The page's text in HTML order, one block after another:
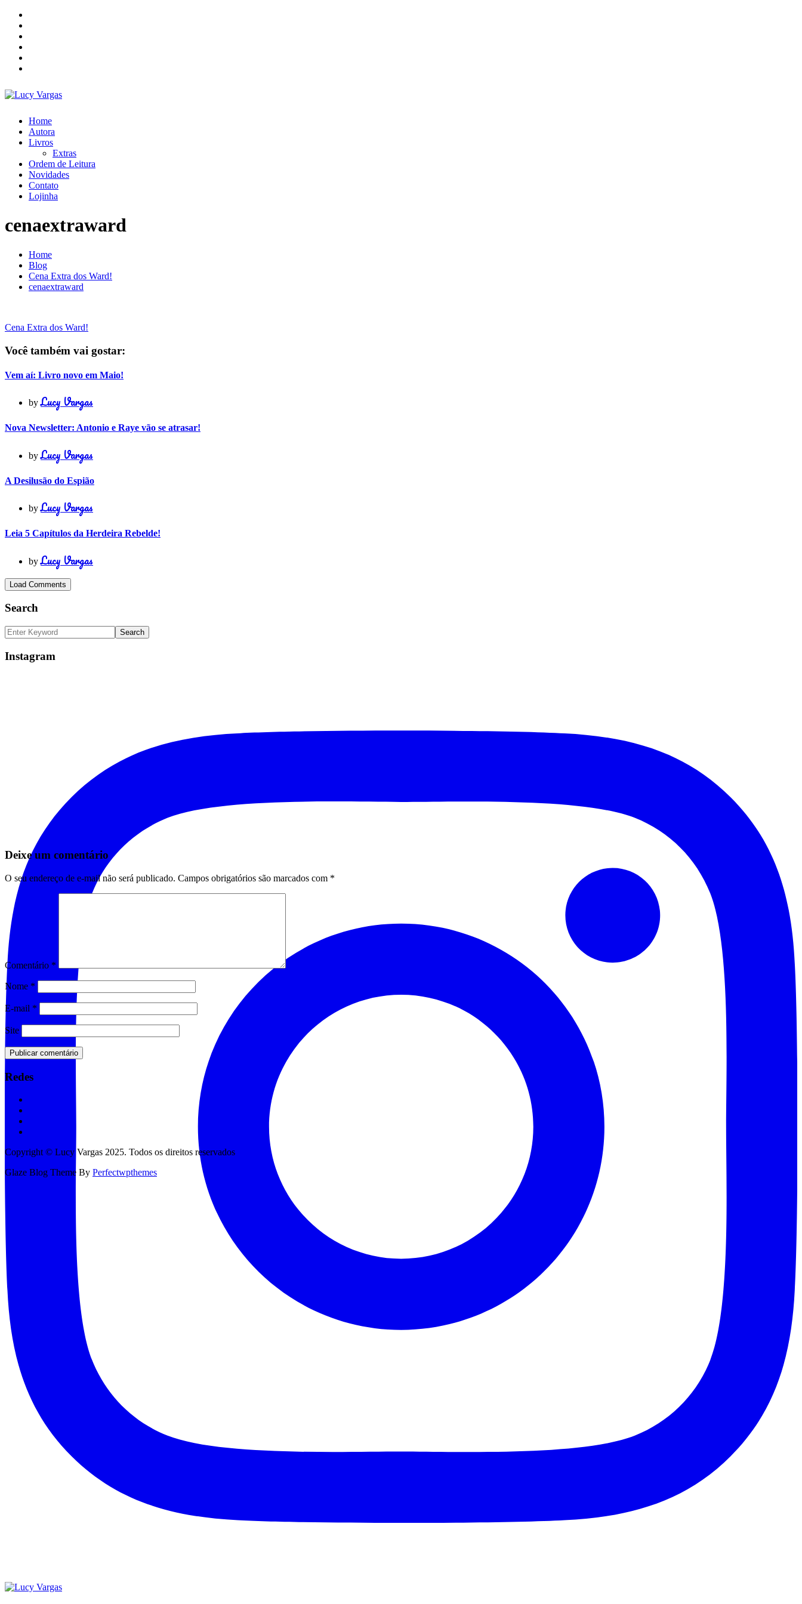
Skip
content
Home
Autora
Livros
Extras
Ordem de Leitura
Novidades
Contato
Lojinha
cenaextraward
Home
Blog
Cena Extra dos Ward!
cenaextraward
Navegação
de
Cena Extra dos Ward!
Você também vai gostar:
Vem aí: Livro novo em Maio!
byLucy Vargas
Nova Newsletter: Antonio e Raye vão se atrasar!
byLucy Vargas
A Desilusão do Espião
byLucy Vargas
Leia 5 Capítulos da Herdeira Rebelde!
byLucy Vargas
Load Comments
Search
Instagram
Deixe um comentário
O seu endereço de e-mail não será publicado. Campos obrigatórios são marcados com *
Comentário *
Nome *
E-mail *
Site
Redes
Copyright © Lucy Vargas 2025. Todos os direitos reservados
Glaze Blog Theme By Perfectwpthemes